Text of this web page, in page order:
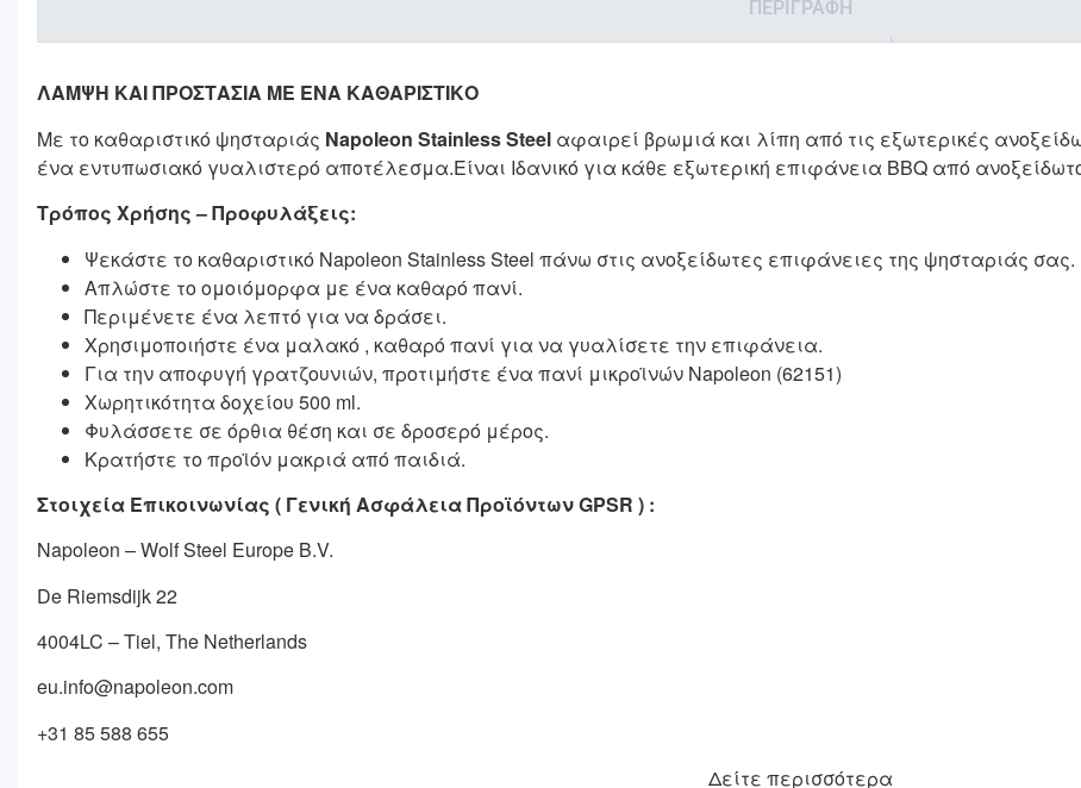
ΠΕΡΙΓΡΑΦΉ
ΛΑΜΨΗ ΚΑΙ ΠΡΟΣΤΑΣΙΑ ΜΕ ΕΝΑ ΚΑΘΑΡΙΣΤΙΚΟ
Με το καθαριστικό ψησταριάς Napoleon Stainless Steel αφαιρεί βρωμιά και λίπη από τις εξωτερικές
ένα εντυπωσιακό γυαλιστερό αποτέλεσμα.Είναι Ιδανικό για κάθε εξωτερική επιφάνεια BBQ από
Τρόπος Χρήσης – Προφυλάξεις:
Ψεκάστε το καθαριστικό Napoleon Stainless Steel πάνω στις ανοξείδωτες επιφάνειες της ψησταριάς σας.
Απλώστε το ομοιόμορφα με ένα καθαρό πανί.
Περιμένετε ένα λεπτό για να δράσει.
Χρησιμοποιήστε ένα μαλακό , καθαρό πανί για να γυαλίσετε την επιφάνεια.
Για την αποφυγή γρατζουνιών, προτιμήστε ένα πανί μικροϊνών Napoleon (62151)
Χωρητικότητα δοχείου 500 ml.
Φυλάσσετε σε όρθια θέση και σε δροσερό μέρος.
Κρατήστε το προϊόν μακριά από παιδιά.
Στοιχεία Επικοινωνίας ( Γενική Ασφάλεια ΠροϊόντωνGPSR ) :
Napoleon – Wolf Steel Europe B.V.
De Riemsdijk 22
4004LC – Tiel, The Netherlands
eu.info@napoleon.com
+31 85 588 655
Δείτε περισσότερα